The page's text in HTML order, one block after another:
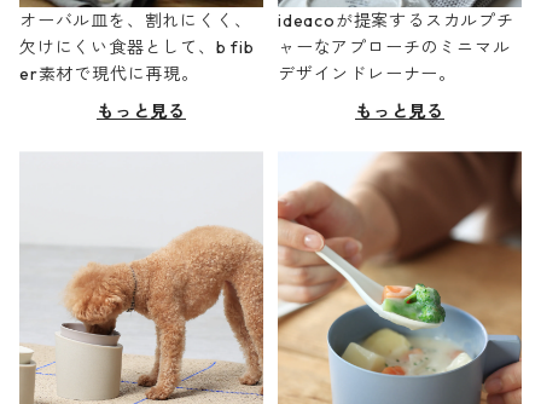
オーバル皿を、割れにくく、
欠けにくい食器として、b fib
er素材で現代に再現。
もっと見る
ideacoが提案するスカルプチ
ャーなアプローチのミニマル
デザインドレーナー。
もっと見る